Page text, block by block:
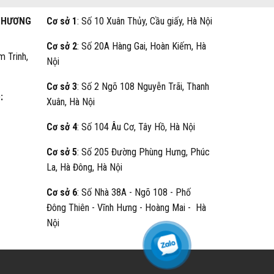
Trinh,
Cơ sở 1: Số 10 Xuân Thủy, Cầu giấy, Hà Nội
Cơ sở 2: Số 20A Hàng Gai, Hoàn Kiếm, Hà
Nội
Cơ sở 3: Số 2 Ngõ 108 Nguyễn Trãi, Thanh
Xuân, Hà Nội
Cơ sở 4: Số 104 Âu Cơ, Tây Hồ, Hà Nội
Cơ sở 5: Số 205 Đường Phùng Hưng, Phúc
La, Hà Đông, Hà Nội
Cơ sở 6: Số Nhà 38A - Ngõ 108 - Phố
Đông Thiên - Vĩnh Hưng - Hoàng Mai - Hà
Nội